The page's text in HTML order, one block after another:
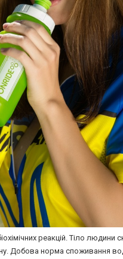
реакцій. Тіло
Добова норма споживання